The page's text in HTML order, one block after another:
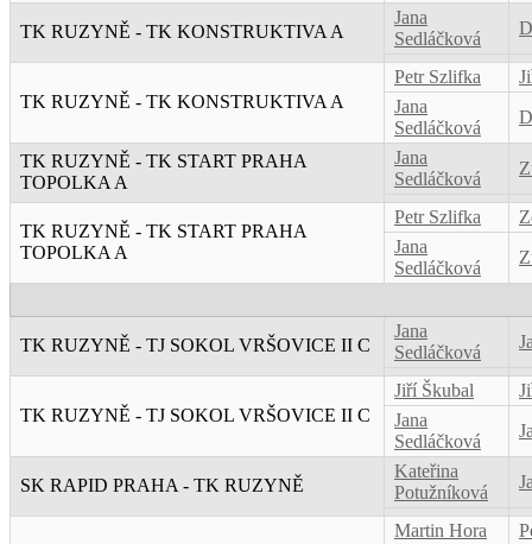
TK RUZYNĚ - TK KONSTRUKTIVA A
Jana
Sedláčková
TK RUZYNĚ - TK KONSTRUKTIVA A
Petr Szlifka
Jana
Sedláčková
TK RUZYNĚ - TK START PRAHA
TOPOLKA A
Jana
Sedláčková
TK RUZYNĚ - TK START PRAHA
TOPOLKA A
Petr Szlifka
Jana
Sedláčková
TK RUZYNĚ - TJ SOKOL VRŠOVICE II C
Jana
Sedláčková
TK RUZYNĚ - TJ SOKOL VRŠOVICE II C
Jiří Škubal
Jana
Sedláčková
SK RAPID PRAHA - TK RUZYNĚ
Kateřina
Potužníková
Martin Hora